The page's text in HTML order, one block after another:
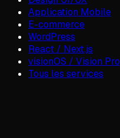
Application Mobile
E-commerce
WordPress
React / Next.js
visionOS / Vision Pro
Tous les services